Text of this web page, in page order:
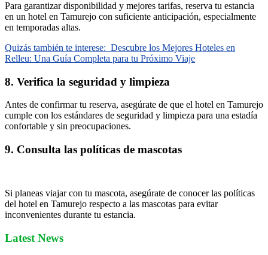
Para garantizar disponibilidad y mejores tarifas, reserva tu estancia
en un hotel en Tamurejo con suficiente anticipación, especialmente
en temporadas altas.
Quizás también te interese: Descubre los Mejores Hoteles en
Relleu: Una Guía Completa para tu Próximo Viaje
8. Verifica la seguridad y limpieza
Antes de confirmar tu reserva, asegúrate de que el hotel en Tamurejo
cumple con los estándares de seguridad y limpieza para una estadía
confortable y sin preocupaciones.
9. Consulta las políticas de mascotas
Si planeas viajar con tu mascota, asegúrate de conocer las políticas
del hotel en Tamurejo respecto a las mascotas para evitar
inconvenientes durante tu estancia.
Latest News